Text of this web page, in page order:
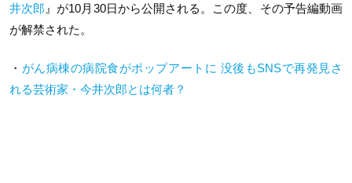
井次郎 』が10月30日から公開される。この度、その予告編動画
が解禁された。
・ がん病棟の病院食がポップアートに 没後もSNSで再発見さ
れる芸術家・今井次郎とは何者？